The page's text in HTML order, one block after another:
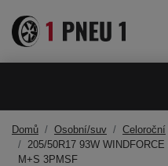
Domů Osobní/suv
Celoroční
205/50R17 93W
M+S 3PMSF